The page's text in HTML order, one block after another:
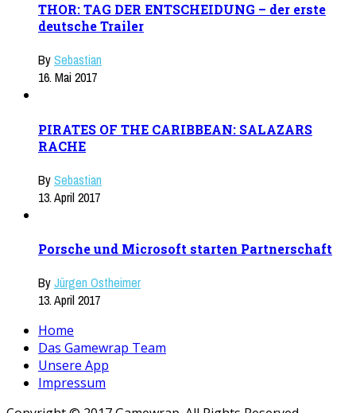
THOR: TAG DER ENTSCHEIDUNG – der erste
deutsche Trailer
BySebastian
16. Mai 2017
PIRATES OF THE CARIBBEAN: SALAZARS
RACHE
BySebastian
13. April 2017
Porsche und Microsoft starten Partnerschaft
ByJürgen Ostheimer
13. April 2017
Home
Das Gamewrap Team
Unsere App
Impressum